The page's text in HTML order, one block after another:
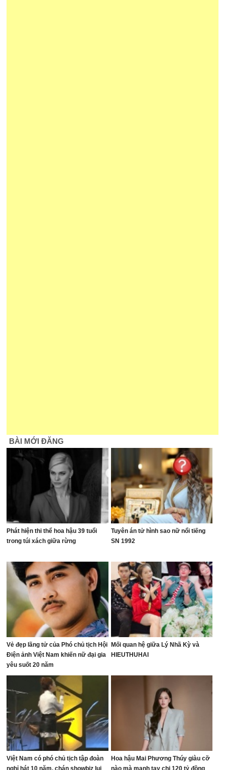
BÀI MỚI ĐĂNG
Phát hiện thi thể hoa hậu 39 tuổi
trong túi xách giữa rừng
Tuyên án tử hình sao nữ nổi tiếng
SN 1992
Vẻ đẹp lãng tử của Phó chủ tịch Hội
Điện ảnh Việt Nam khiến nữ đại gia
yêu suốt 20 năm
Mối quan hệ giữa Lý Nhã Kỳ và
HIEUTHUHAI
Việt Nam có phó chủ tịch tập đoàn
nghỉ hát 10 năm, chán showbiz lui
Hoa hậu Mai Phương Thúy giàu cỡ
nào mà mạnh tay chi 120 tỷ đồng